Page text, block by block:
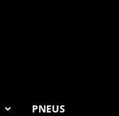
PNEUS